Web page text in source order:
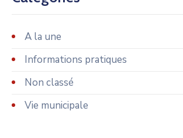
A la une
Informations pratiques
Non classé
Vie municipale